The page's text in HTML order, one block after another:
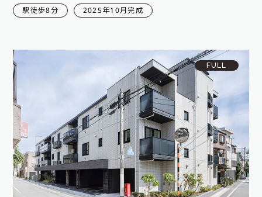
駅徒歩8分 2025年10月完成
FULL